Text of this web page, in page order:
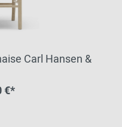
Carl Hansen &
€*